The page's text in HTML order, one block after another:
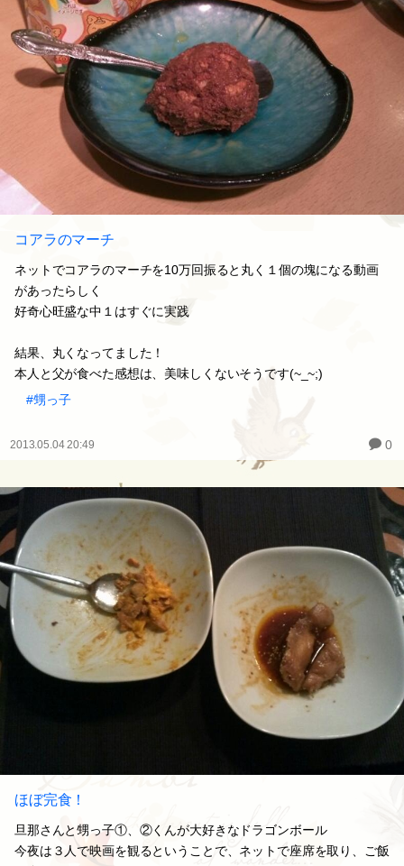
コアラのマーチ
ネットでコアラのマーチを10万回振ると丸く１個の塊になる動画
があったらしく
好奇心旺盛な中１はすぐに実践
結果、丸くなってました！
本人と父が食べた感想は、美味しくないそうです(~_~;)
#甥っ子
2013.05.04 20:49 0
ほぼ完食！
旦那さんと甥っ子①、②くんが大好きなドラゴンボール
今夜は３人で映画を観るということで、ネットで座席を取り、ご飯